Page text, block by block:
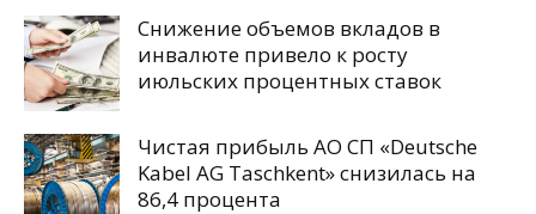
Снижение объемов вкладов в
инвалюте привело к росту
июльских процентных ставок
Чистая прибыль АО СП «Deutsche
Kabel AG Taschkent» снизилась на
86,4 процента